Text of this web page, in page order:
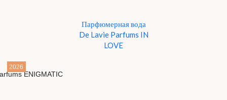
Парфюмерная вода
De Lavie Parfums IN
LOVE
2026